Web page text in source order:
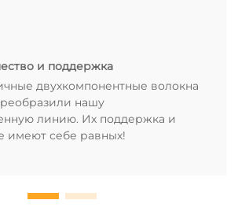
и поддержка
двухкомпонентные волокна
нашу
линию. Их поддержка и
имеют себе равных!